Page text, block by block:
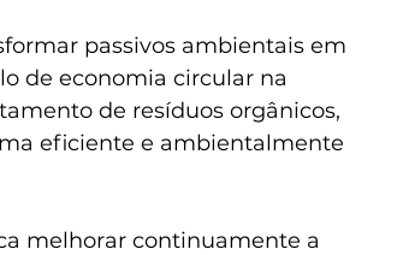
passivos ambientais em
de economia circular na
de resíduos orgânicos,
eficiente e ambientalmente
melhorar continuamente a